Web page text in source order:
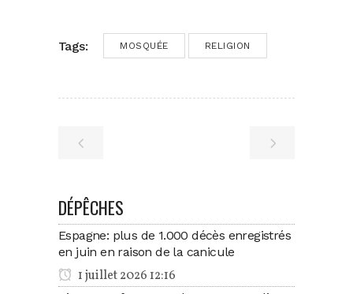
Tags: MOSQUÉE RELIGION
DÉPÊCHES
Espagne: plus de 1.000 décès enregistrés
en juin en raison de la canicule
1 juillet 2026 12:16